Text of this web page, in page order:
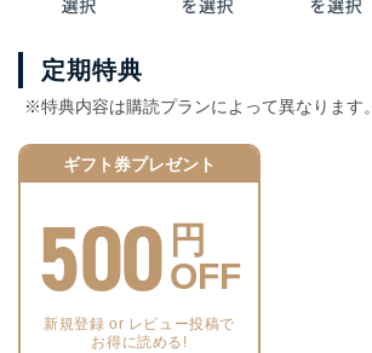
定期特典
※特典内容は購読プランによって異なります。
ギフト券プレゼント
500 円
OFF
新規登録 or レビュー投稿で
お得に読める!